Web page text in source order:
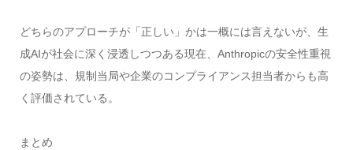
どちらのアプローチが「正しい」かは一概には言えないが、生
成AIが社会に深く浸透しつつある現在、Anthropicの安全性重視
の姿勢は、規制当局や企業のコンプライアンス担当者からも高
く評価されている。
まとめ